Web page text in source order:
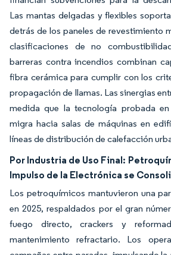
Las mantas delgadas y flexibles
detrás de los paneles de revestimiento
clasificaciones de no
barreras contra incendios combinan
fibra cerámica para cumplir con los
propagación de llamas. Las sinergias
medida que la tecnología probada
migra hacia salas de máquinas en
líneas de distribución de calefacción
Por Industria de Uso Final:
Impulso de la Electrónica se
Los petroquímicos mantuvieron una
en 2025, respaldados por el gran
fuego directo, crackers y
mantenimiento refractario. Los